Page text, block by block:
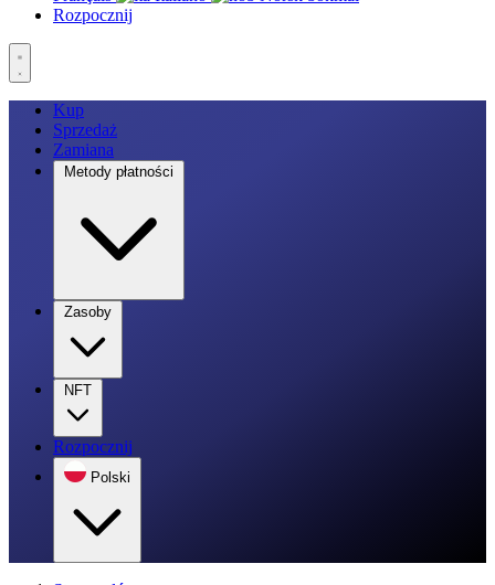
Rozpocznij
Kup
Sprzedaż
Zamiana
Metody płatności
Zasoby
NFT
Rozpocznij
Polski